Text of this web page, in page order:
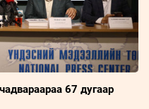
67 дугаар